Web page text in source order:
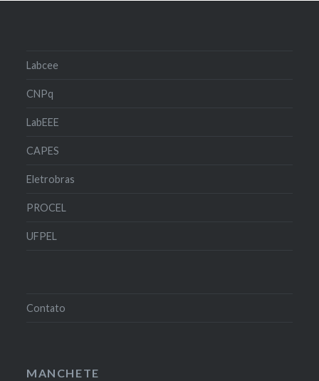
Labcee
CNPq
LabEEE
CAPES
Eletrobras
PROCEL
UFPEL
Contato
MANCHETE